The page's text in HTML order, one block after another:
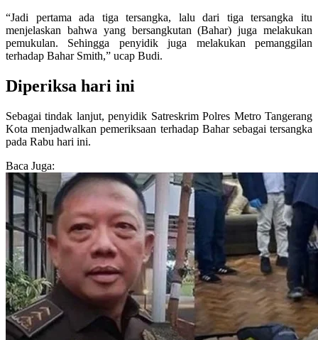
“Jadi pertama ada tiga tersangka, lalu dari tiga tersangka itu
menjelaskan bahwa yang bersangkutan (Bahar) juga melakukan
pemukulan. Sehingga penyidik juga melakukan pemanggilan
terhadap Bahar Smith,” ucap Budi.
Diperiksa hari ini
Sebagai tindak lanjut, penyidik Satreskrim Polres Metro Tangerang
Kota menjadwalkan pemeriksaan terhadap Bahar sebagai tersangka
pada Rabu hari ini.
Baca Juga: